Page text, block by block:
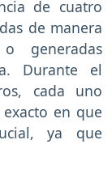
de cuatro
de manera
generadas
Durante el
cada uno
en que
ya que